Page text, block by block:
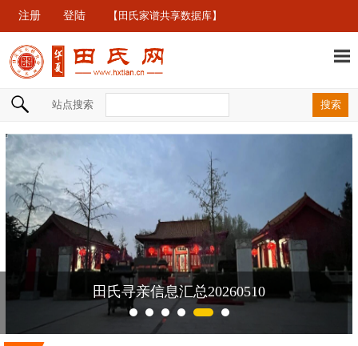
注册 登陆 【田氏家谱共享数据库】
站点搜索
田氏寻亲信息汇总20260510